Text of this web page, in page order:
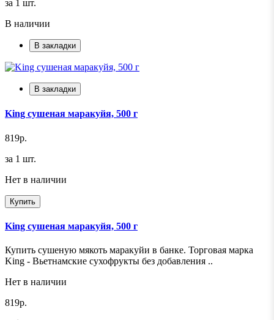
за 1 шт.
В наличии
В закладки
В закладки
King сушеная маракуйя, 500 г
819р.
за 1 шт.
Нет в наличии
Купить
King сушеная маракуйя, 500 г
Купить сушеную мякоть маракуйи в банке. Торговая марка
King - Вьетнамские сухофрукты без добавления ..
Нет в наличии
819р.